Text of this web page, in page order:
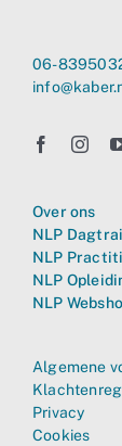
06-
Over ons
NLP
NLP
NLP
NLP
Algemene
Privacy
Cookies